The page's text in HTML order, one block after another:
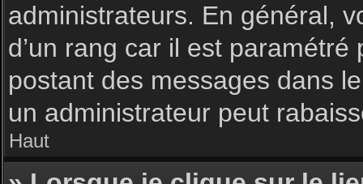
administrateurs. En général,
d’un rang car il est
postant des messages dans
un administrateur peut
Haut